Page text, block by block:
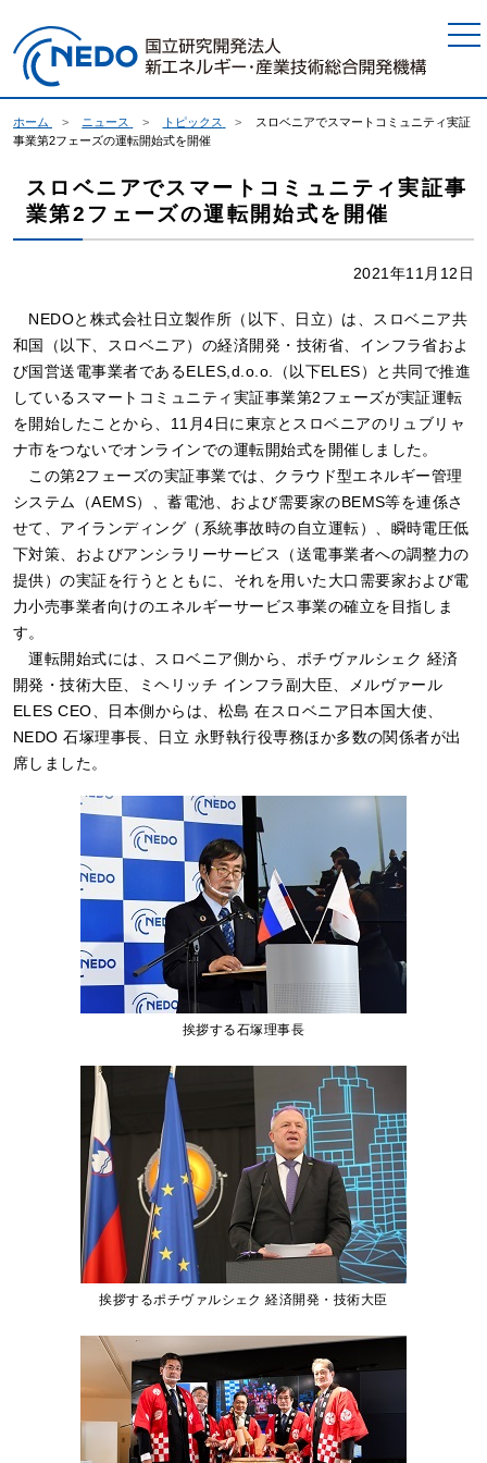
ホーム ニュース トピックス
スロベニアでスマートコミュニティ実証
事業第2フェーズの運転開始式を開催
スロベニアでスマートコミュニティ実証事
業第2フェーズの運転開始式を開催
2021年11月12日
NEDOと株式会社日立製作所（以下、日立）は、スロベニア共
和国（以下、スロベニア）の経済開発・技術省、インフラ省およ
び国営送電事業者であるELES,d.o.o.（以下ELES）と共同で推進
しているスマートコミュニティ実証事業第2フェーズが実証運転
を開始したことから、11月4日に東京とスロベニアのリュブリャ
ナ市をつないでオンラインでの運転開始式を開催しました。
この第2フェーズの実証事業では、クラウド型エネルギー管理
システム（AEMS）、蓄電池、および需要家のBEMS等を連係さ
せて、アイランディング（系統事故時の自立運転）、瞬時電圧低
下対策、およびアンシラリーサービス（送電事業者への調整力の
提供）の実証を行うとともに、それを用いた大口需要家および電
力小売事業者向けのエネルギーサービス事業の確立を目指しま
す。
運転開始式には、スロベニア側から、ポチヴァルシェク 経済
開発・技術大臣、ミヘリッチ インフラ副大臣、メルヴァール
ELES CEO、日本側からは、松島 在スロベニア日本国大使、
NEDO 石塚理事長、日立 永野執行役専務ほか多数の関係者が出
席しました。
挨拶する石塚理事長
挨拶するポチヴァルシェク 経済開発・技術大臣